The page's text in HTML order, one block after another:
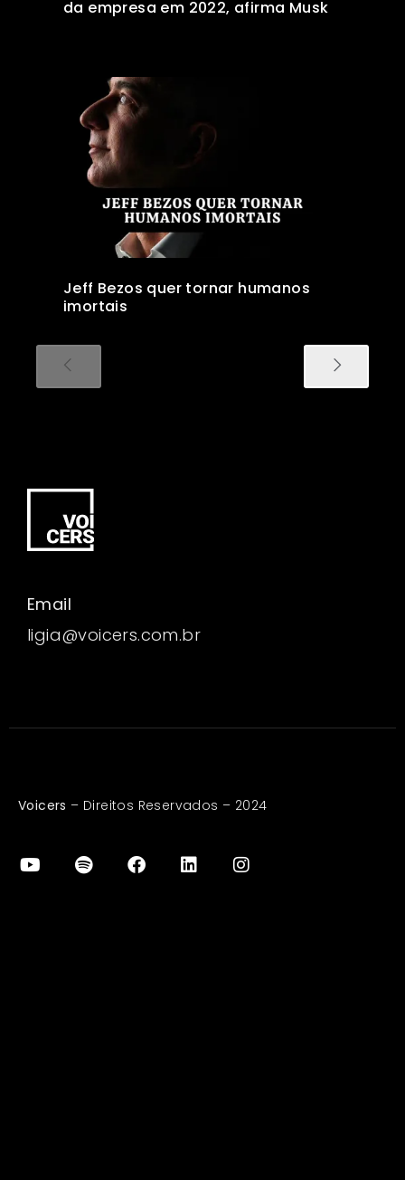
da empresa em 2022, afirma Musk
Jeff Bezos quer tornar humanos
imortais
Email
ligia@voicers.com.br
Voicers – Direitos Reservados – 2024